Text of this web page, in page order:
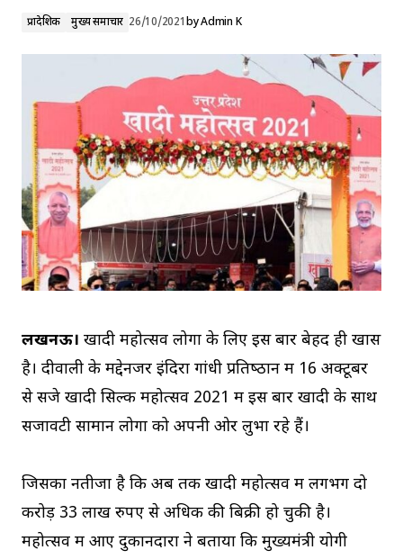
प्रादेशिक मुख्य समाचार 26/10/2021byAdmin K
लखनऊ। खादी महोत्‍सव लोगों के लिए इस बार बेहद ही खास
है। दीवाली के मद्देनजर इंदिरा गांधी प्रतिष्‍ठान में 16 अक्‍टूबर
से सजे खादी सिल्‍क महोत्‍सव 2021 में इस बार खादी के साथ
सजावटी सामान लोगों को अपनी ओर लुभा रहे हैं।
जिसका नतीजा है कि अब तक खादी महोत्सव में लगभग दो
करोड़ 33 लाख रुपए से अधिक की बिक्री हो चुकी है।
महोत्‍सव में आए दुकानदारों ने बताया कि मुख्‍यमंत्री योगी